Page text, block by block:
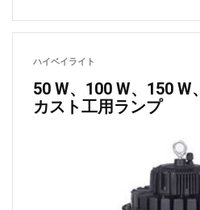
ハイベイライト
50 W、100 W、150 W
カスト工用ランプ